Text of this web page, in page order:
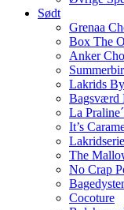
Sødt
Grenaa
Box The
Anker
Lakrids
Bagsværd
La
It’s
The
No Crap
Cocoture